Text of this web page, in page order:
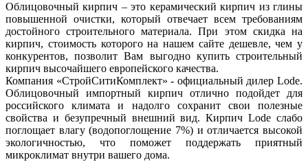
Облицовочный кирпич – это керамический кирпич из глины
повышенной очистки, который отвечает всем требованиям
достойного строительного материала. При этом скидка на
кирпич, стоимость которого на нашем сайте дешевле, чем у
конкурентов, позволит Вам выгодно купить строительный
кирпич высочайшего европейского качества.
Компания «СтройСитиКомплект» - официальный дилер Lode.
Облицовочный импортный кирпич отлично подойдет для
российского климата и надолго сохранит свои полезные
свойства и безупречный внешний вид. Кирпич Lode слабо
поглощает влагу (водопоглощение 7%) и отличается высокой
экологичностью, что поможет поддержать приятный
микроклимат внутри вашего дома.